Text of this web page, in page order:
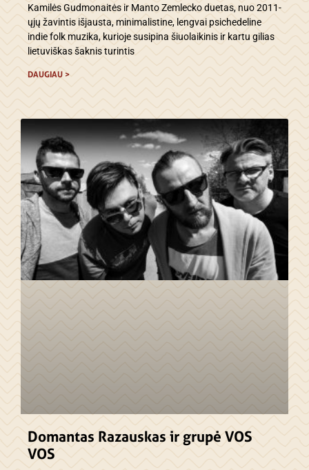
Kamilės Gudmonaitės ir Manto Zemlecko duetas, nuo 2011-
ųjų žavintis išjausta, minimalistine, lengvai psichedeline
indie folk muzika, kurioje susipina šiuolaikinis ir kartu gilias
lietuviškas šaknis turintis
DAUGIAU >
Domantas Razauskas ir grupė VOS
VOS